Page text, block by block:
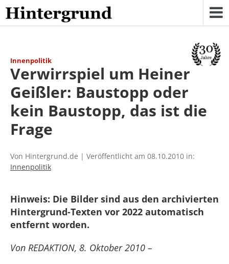
Skip
to
content
Innenpolitik
Verwirrspiel um Heiner
Geißler: Baustopp oder
kein Baustopp, das ist die
Frage
Von Hintergrund.de | Veröffentlicht am 08.10.2010 in:
Innenpolitik
Hinweis: Die Bilder sind aus den archivierten
Hintergrund-Texten vor 2022 automatisch
entfernt worden.
Von REDAKTION, 8. Oktober 2010 –